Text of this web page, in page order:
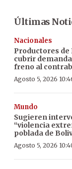
Últimas
Nacionales
Productores
cubrir
freno al
Agosto 5, 2026
Mundo
Sugieren
“violencia
poblada de
Agosto 5, 2026